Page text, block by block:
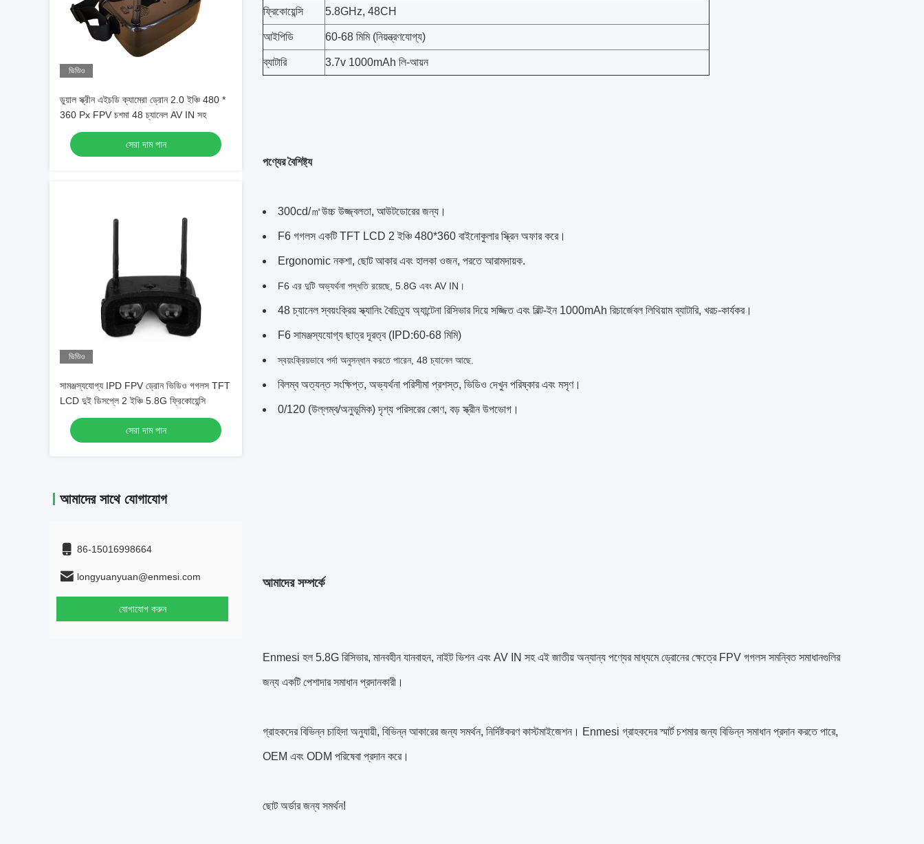
ভিডিও
ডুয়াল স্ক্রীন এইচডি ক্যামেরা ড্রোন 2.0 ইঞ্চি 480 *
360 Px FPV চশমা 48 চ্যানেল AV IN সহ
সেরা দাম পান
ভিডিও
সামঞ্জস্যযোগ্য IPD FPV ড্রোন ভিডিও গগলস TFT
LCD দুই ডিসপ্লে 2 ইঞ্চি 5.8G ফ্রিকোয়েন্সি
সেরা দাম পান
আমাদের সাথে যোগাযোগ
86-15016998664
longyuanyuan@enmesi.com
যোগাযোগ করুন
ফ্রিকোয়েন্সি 5.8GHz, 48CH
আইপিডি 60-68 মিমি (নিয়ন্ত্রণযোগ্য)
ব্যাটারি 3.7v 1000mAh লি-আয়ন
পণ্যের বৈশিষ্ট্য
300cd/㎡উচ্চ উজ্জ্বলতা, আউটডোরের জন্য।
F6 গগলস একটি TFT LCD 2 ইঞ্চি 480*360 বাইনোকুলার স্ক্রিন অফার করে।
Ergonomic নকশা, ছোট আকার এবং হালকা ওজন, পরতে আরামদায়ক.
F6 এর দুটি অভ্যর্থনা পদ্ধতি রয়েছে, 5.8G এবং AV IN।
48 চ্যানেল স্বয়ংক্রিয় স্ক্যানিং বৈচিত্র্য অ্যান্টেনা রিসিভার দিয়ে সজ্জিত এবং বিল্ট-ইন 1000mAh রিচার্জেবল লিথিয়াম ব্যাটারি, খরচ-কার্যকর।
F6 সামঞ্জস্যযোগ্য ছাত্র দূরত্ব (IPD:60-68 মিমি)
স্বয়ংক্রিয়ভাবে পর্দা অনুসন্ধান করতে পারেন, 48 চ্যানেল আছে.
বিলম্ব অত্যন্ত সংক্ষিপ্ত, অভ্যর্থনা পরিসীমা প্রশস্ত, ভিডিও দেখুন পরিষ্কার এবং মসৃণ।
0/120 (উল্লম্ব/অনুভূমিক) দৃশ্য পরিসরের কোণ, বড় স্ক্রীন উপভোগ।
আমাদের সম্পর্কে
Enmesi হল 5.8G রিসিভার, মানবহীন যানবাহন, নাইট ভিশন এবং AV IN সহ এই জাতীয় অন্যান্য পণ্যের মাধ্যমে ড্রোনের ক্ষেত্রে FPV গগলস সমন্বিত সমাধানগুলির
জন্য একটি পেশাদার সমাধান প্রদানকারী।
গ্রাহকদের বিভিন্ন চাহিদা অনুযায়ী, বিভিন্ন আকারের জন্য সমর্থন, নির্দিষ্টকরণ কাস্টমাইজেশন। Enmesi গ্রাহকদের স্মার্ট চশমার জন্য বিভিন্ন সমাধান প্রদান করতে পারে,
OEM এবং ODM পরিষেবা প্রদান করে।
ছোট অর্ডার জন্য সমর্থন!